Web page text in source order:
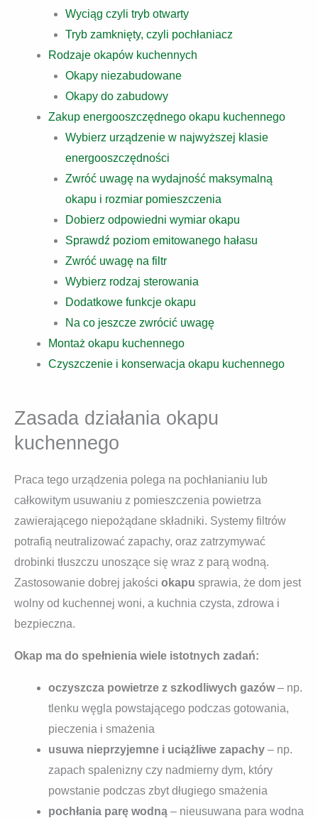
Wyciąg czyli tryb otwarty
Tryb zamknięty, czyli pochłaniacz
Rodzaje okapów kuchennych
Okapy niezabudowane
Okapy do zabudowy
Zakup energooszczędnego okapu kuchennego
Wybierz urządzenie w najwyższej klasie
energooszczędności
Zwróć uwagę na wydajność maksymalną
okapu i rozmiar pomieszczenia
Dobierz odpowiedni wymiar okapu
Sprawdź poziom emitowanego hałasu
Zwróć uwagę na filtr
Wybierz rodzaj sterowania
Dodatkowe funkcje okapu
Na co jeszcze zwrócić uwagę
Montaż okapu kuchennego
Czyszczenie i konserwacja okapu kuchennego
Zasada działania okapu
kuchennego
Praca tego urządzenia polega na pochłanianiu lub
całkowitym usuwaniu z pomieszczenia powietrza
zawierającego niepożądane składniki. Systemy filtrów
potrafią neutralizować zapachy, oraz zatrzymywać
drobinki tłuszczu unoszące się wraz z parą wodną.
Zastosowanie dobrej jakości okapu sprawia, że dom jest
wolny od kuchennej woni, a kuchnia czysta, zdrowa i
bezpieczna.
Okap ma do spełnienia wiele istotnych zadań:
oczyszcza powietrze z szkodliwych gazów– np.
tlenku węgla powstającego podczas gotowania,
pieczenia i smażenia
usuwa nieprzyjemne i uciążliwe zapachy – np.
zapach spalenizny czy nadmierny dym, który
powstanie podczas zbyt długiego smażenia
pochłania parę wodną – nieusuwana para wodna